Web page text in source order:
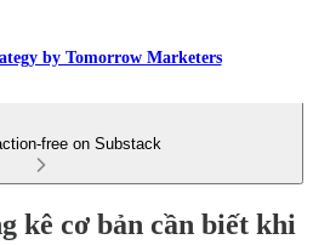
by Tomorrow Marketers
free on Substack
kê cơ bản cần biết khi